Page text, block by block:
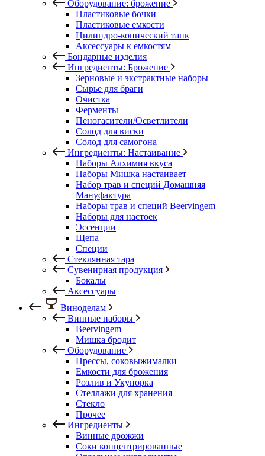
Оборудование: брожение
Пластиковые бочки
Пластиковые емкости
Цилиндро-конический танк
Аксессуары к емкостям
Бондарные изделия
Ингредиенты: Брожение
Зерновые и экстрактные наборы
Сырье для браги
Очистка
Ферменты
Пеногасители/Осветлители
Солод для виски
Солод для самогона
Ингредиенты: Настаивание
Наборы Алхимия вкуса
Наборы Мишка настаивает
Набор трав и специй Домашняя
Мануфактура
Наборы трав и специй Beervingem
Наборы для настоек
Эссенции
Щепа
Специи
Стеклянная тара
Сувенирная продукция
Бокалы
Аксессуары
Виноделам
Винные наборы
Beervingem
Мишка бродит
Оборудование
Прессы, соковыжималки
Емкости для брожения
Розлив и Укупорка
Стеллажи для хранения
Стекло
Прочее
Ингредиенты
Винные дрожжи
Соки концентрированные